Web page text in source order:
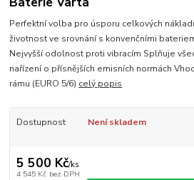
Perfektní volba pro úsporu celkových
životnost ve srovnání s konvenčními
Nejvyšší odolnost proti vibracím Splňuje
nařízení o přísnějších emisních normách
rámu (EURO 5/6) celý popis
Dostupnost Není skladem
5 500 Kč/ks
4 545 Kč bez DPH